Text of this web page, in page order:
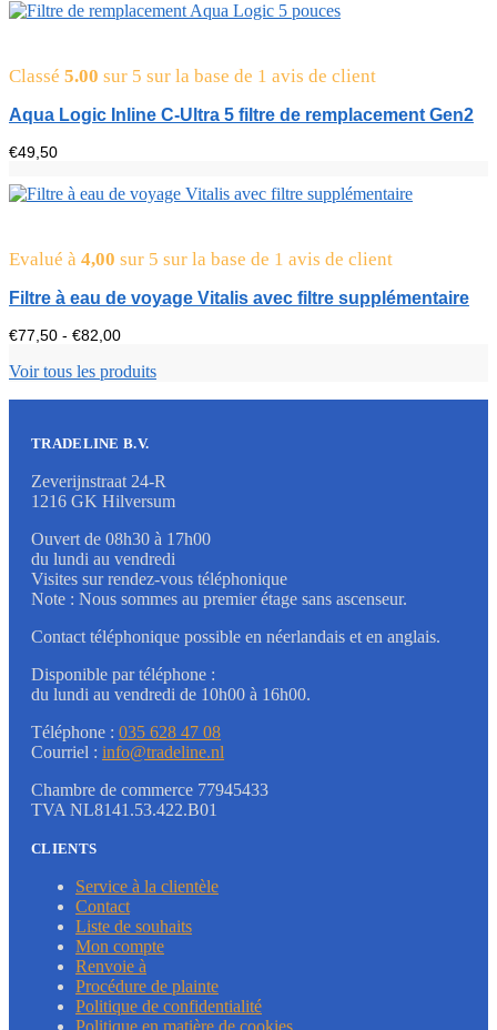
Classé 5.00 sur 5 sur la base de 1 avis de client
Aqua Logic Inline C-Ultra 5 filtre de remplacement Gen2
€49,50
Evalué à 4,00 sur 5 sur la base de 1 avis de client
Filtre à eau de voyage Vitalis avec filtre supplémentaire
€77,50 - €82,00Fourchette
prix
77,50
à
€.
Voir tous les produits
TRADELINE B.V.
Zeverijnstraat 24-R
1216 GK Hilversum
Ouvert de 08h30 à 17h00
du lundi au vendredi
Visites sur rendez-vous téléphonique
Note : Nous sommes au premier étage sans ascenseur.
Contact téléphonique possible en néerlandais et en anglais.
Disponible par téléphone :
du lundi au vendredi de 10h00 à 16h00.
Téléphone : 035 628 47 08
Courriel : info@tradeline.nl
Chambre de commerce 77945433
TVA NL8141.53.422.B01
CLIENTS
Service à la clientèle
Contact
Liste de souhaits
Mon compte
Renvoie à
Procédure de plainte
Politique de confidentialité